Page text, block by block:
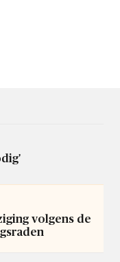
volgens de